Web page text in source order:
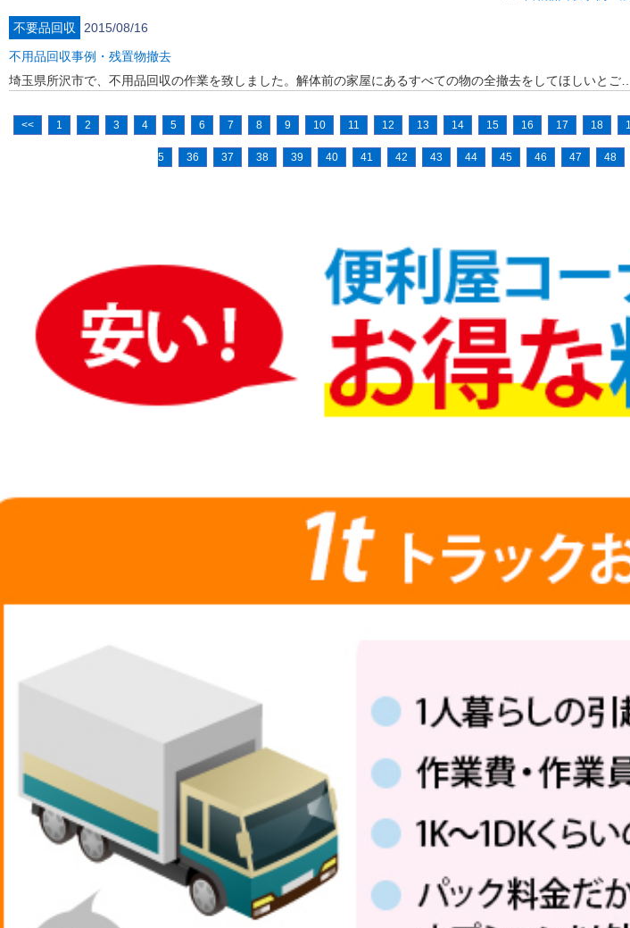
不要品回収
2015/08/16
不用品回収事例・残置物撤去
埼玉県所沢市で、不用品回収の作業を致しました。解体前の家屋にあるすべての物の全撤去をしてほしいとご
<< 1 2 3 4 5 6 7 8 9 10 11 12 13 14 15 16 17 18
5 36 37 38 39 40 41 42 43 44 45 46 47 48